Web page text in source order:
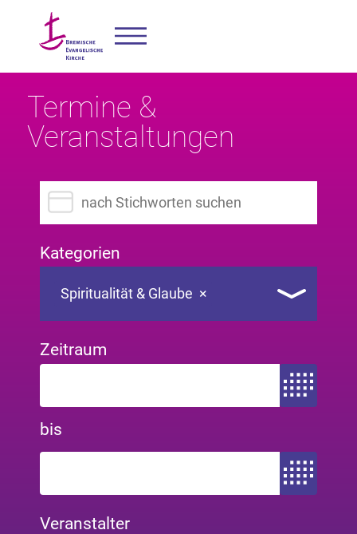
Termine &
Veranstaltungen
Suchbegriff eingeben
Kategorien
×
Spiritualität & Glaube
Zeitraum
Zeitraum von
bis
Zeitraum bis
Veranstalter